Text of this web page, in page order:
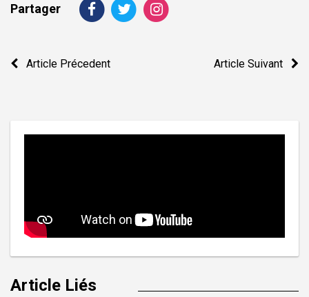
Partager
Navigation
Article Précedent Article Suivant
Article Liés